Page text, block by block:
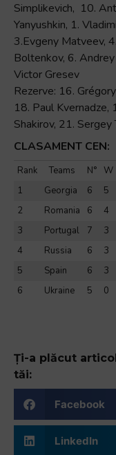
Simplikevich, 10.
Yanyushkin, 1.
3.Evgeny Matveev,
Boltenkov, 6.
Victor Gresev
Rezerve: 16.
18. Paul
Shakirov, 21.
CLASAMENT CEN:
Rank Teams N° W
1
Georgia 6 5
2
Romania 6 4
3
Portugal 7 3
4
Russia 6 3
5
Spain 6 3
6
Ukraine 5 0
Ți-a plăcut
tăi:
Facebook
LinkedIn